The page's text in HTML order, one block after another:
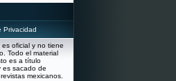
Privacidad
oficial y no tiene
Todo el material
es a título
es sacado de
mexicanos.